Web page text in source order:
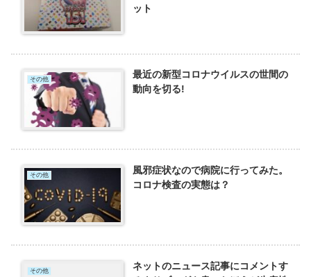
ット
その他
最近の新型コロナウイルスの世間の
動向を切る!
その他
風邪症状なので病院に行ってみた。
コロナ検査の実態は？
その他
ネットのニュース記事にコメントす